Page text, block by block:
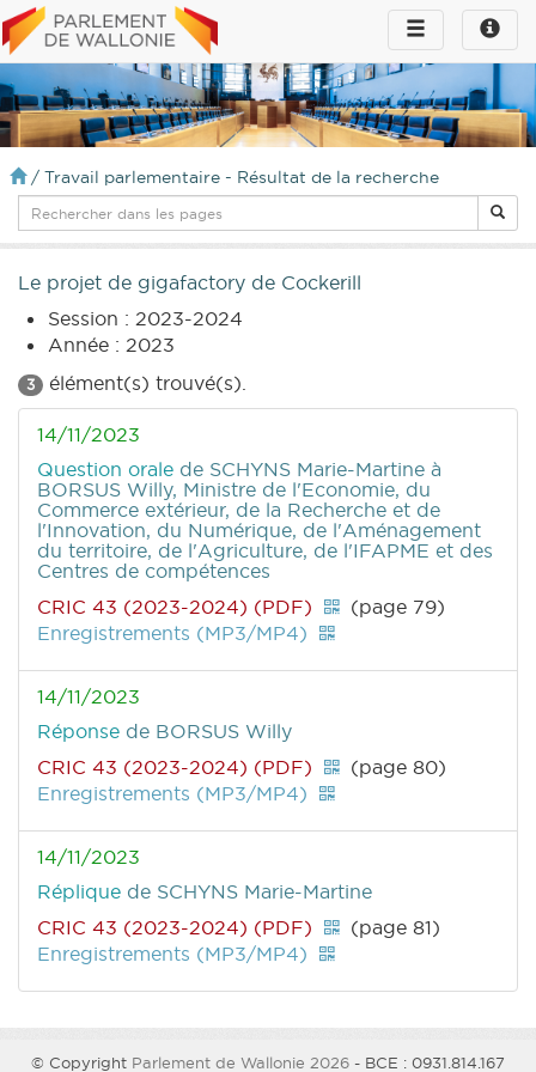
Toggle
infos
Toggle
navigation
/ Travail parlementaire - Résultat de la recherche
Le projet de gigafactory de Cockerill
Session : 2023-2024
Année : 2023
3 élément(s) trouvé(s).
14/11/2023
Question orale de SCHYNS Marie-Martine à
BORSUS Willy, Ministre de l'Economie, du
Commerce extérieur, de la Recherche et de
l'Innovation, du Numérique, de l'Aménagement
du territoire, de l'Agriculture, de l'IFAPME et des
Centres de compétences
CRIC 43 (2023-2024) (PDF)
(page 79)
Enregistrements (MP3/MP4)
14/11/2023
Réponse de BORSUS Willy
CRIC 43 (2023-2024) (PDF)
(page 80)
Enregistrements (MP3/MP4)
14/11/2023
Réplique de SCHYNS Marie-Martine
CRIC 43 (2023-2024) (PDF)
(page 81)
Enregistrements (MP3/MP4)
© Copyright Parlement de Wallonie 2026 - BCE : 0931.814.167